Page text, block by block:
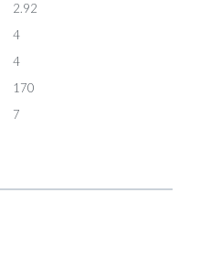
2.92
4
4
170
7